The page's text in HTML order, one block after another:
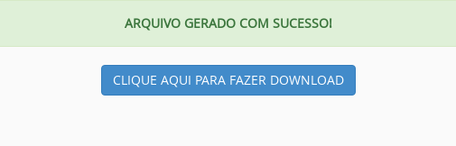
ARQUIVO GERADO COM SUCESSO!
CLIQUE AQUI PARA FAZER DOWNLOAD